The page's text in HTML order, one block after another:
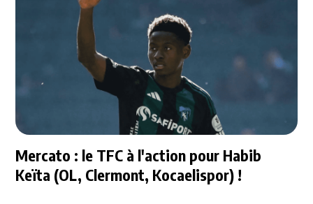
Mercato : le TFC à l'action pour Habib
Keïta (OL, Clermont, Kocaelispor) !